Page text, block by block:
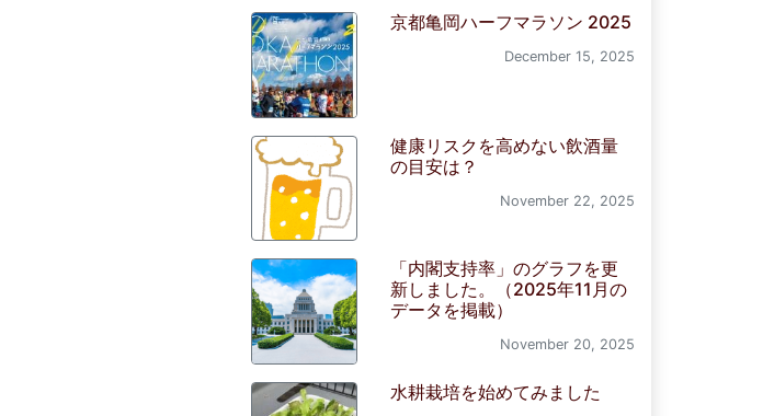
京都亀岡ハーフマラソン 2025
December 15, 2025
健康リスクを高めない飲酒量
の目安は？
November 22, 2025
「内閣支持率」のグラフを更
新しました。（2025年11月の
データを掲載）
November 20, 2025
水耕栽培を始めてみました